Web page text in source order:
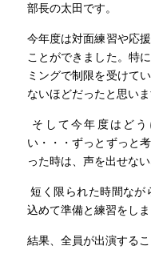
部長の太田です。
今年度は対面練習や応
ことができました。特
ミングで制限を受けて
ないほどだったと思いま
い・・・ずっとずっと
った時は、声を出せな
短く限られた時間ながらも、コーチのご指導のもと、心を
込めて準備と練習をしま
結果、全員が出演するこ